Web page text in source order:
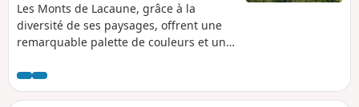
Les Monts de Lacaune, grâce à la
diversité de ses paysages, offrent une
remarquable palette de couleurs et un